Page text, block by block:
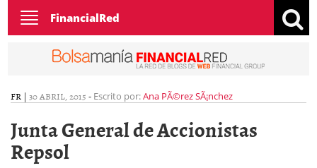
Toggle
navigation
FinancialRed
FR | 30 ABRIL, 2015 - Escrito por:Ana PÃ©rez SÃ¡nchez
Junta General de Accionistas
Repsol